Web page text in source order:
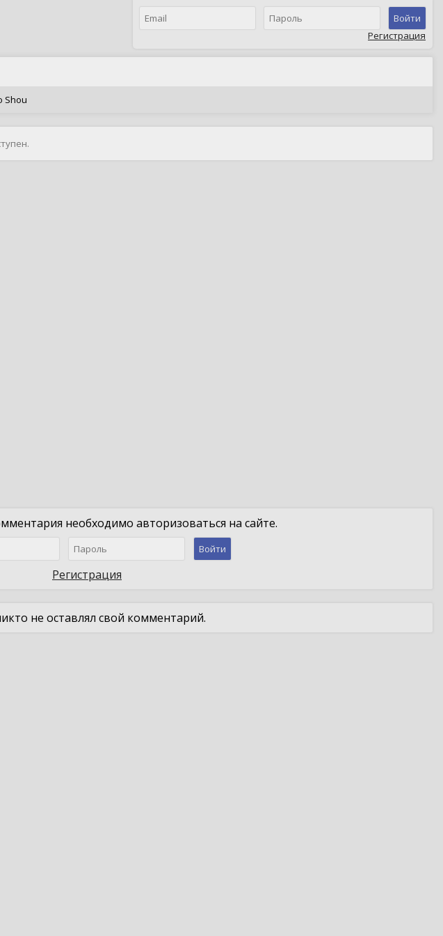
Войти
Регистрация
Shou
необходимо авторизоваться на сайте.
Войти
Регистрация
не оставлял свой комментарий.